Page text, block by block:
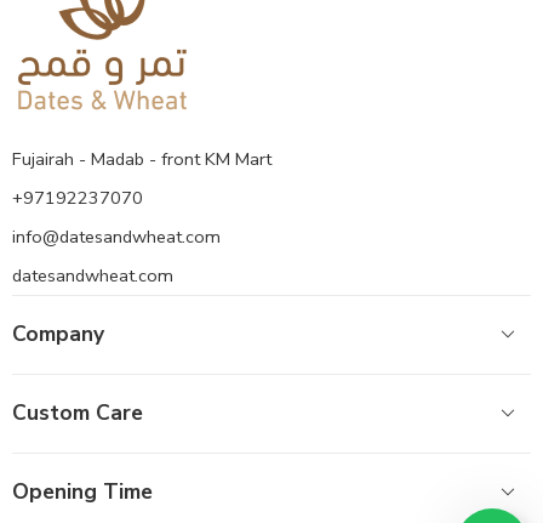
Fujairah - Madab - front KM Mart
+97192237070
info@datesandwheat.com
datesandwheat.com
Company
Custom Care
Opening Time